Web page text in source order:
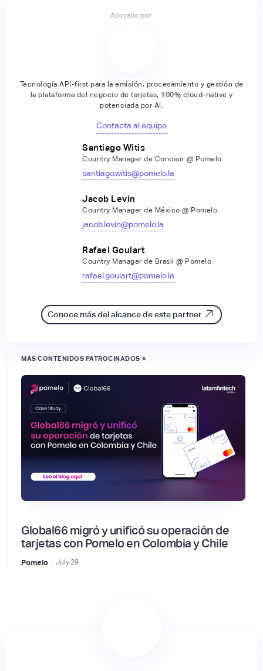
Apoyado por:
Tecnología API-first para la emisión, procesamiento y gestión de
la plataforma del negocio de tarjetas, 100% cloud-native y
potenciada por AI.
Contacta al equipo
Santiago Witis
Country Manager de Conosur @ Pomelo
santiago.witis@pomelo.la
Jacob Levin
Country Manager de México @ Pomelo
jacob.levin@pomelo.la
Rafael Goulart
Country Manager de Brasil @ Pomelo
rafael.goulart@pomelo.la
Conoce más del alcance de este partner
MÁS CONTENIDOS PATROCINADOS ⭐
Global66 migró y unificó su operación de
tarjetas con Pomelo en Colombia y Chile
Pomelo | July29